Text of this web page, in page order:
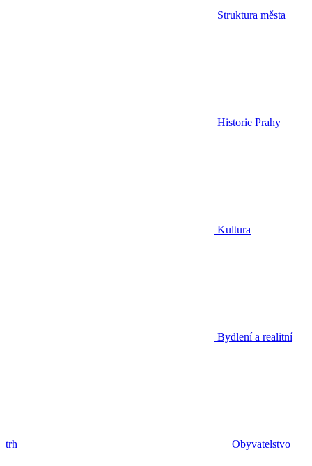
Struktura města
Historie Prahy
Kultura
Bydlení a realitní
trh Obyvatelstvo